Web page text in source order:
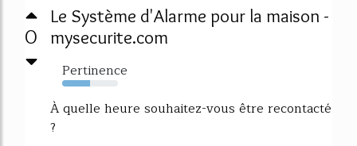
0
Le Système d'Alarme pour la maison -
mysecurite.com
Pertinence
50%
À quelle heure souhaitez-vous être recontacté
?